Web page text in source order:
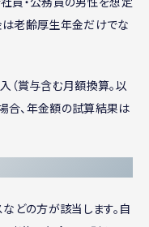
は老齢厚生年金だけでな
（賞与含む月額換算。以
合、年金額の試算結果は
などの方が該当します。自